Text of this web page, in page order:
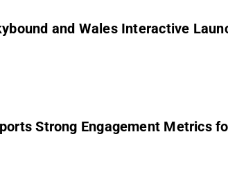
and Wales Interactive
Strong Engagement Metrics